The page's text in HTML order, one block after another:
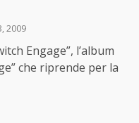
2009
Engage”, l’album
che riprende per la